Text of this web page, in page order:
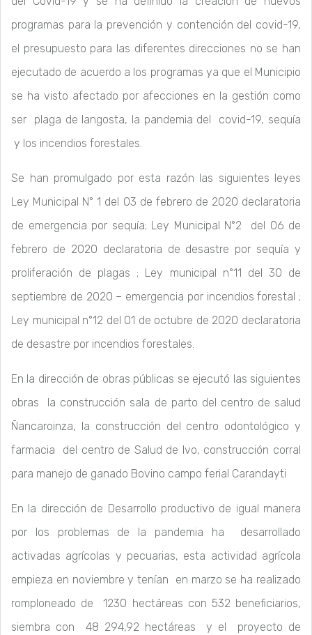
programas para la prevención y contención del covid-19,
el presupuesto para las diferentes direcciones no se han
ejecutado de acuerdo a los programas ya que el Municipio
se ha visto afectado por afecciones en la gestión como
ser plaga de langosta, la pandemia del covid-19, sequía
y los incendios forestales.
Se han promulgado por esta razón las siguientes leyes
Ley Municipal N° 1 del 03 de febrero de 2020 declaratoria
de emergencia por sequía; Ley Municipal N°2 del 06 de
febrero de 2020 declaratoria de desastre por sequía y
proliferación de plagas ; Ley municipal n°11 del 30 de
septiembre de 2020 – emergencia por incendios forestal ;
Ley municipal n°12 del 01 de octubre de 2020 declaratoria
de desastre por incendios forestales.
En la dirección de obras públicas se ejecutó las siguientes
obras la construcción sala de parto del centro de salud
Ñancaroinza, la construcción del centro odontológico y
farmacia del centro de Salud de Ivo, construcción corral
para manejo de ganado Bovino campo ferial Carandayti
En la dirección de Desarrollo productivo de igual manera
por los problemas de la pandemia ha desarrollado
activadas agrícolas y pecuarias, esta actividad agrícola
empieza en noviembre y tenían en marzo se ha realizado
romploneado de 1230 hectáreas con 532 beneficiarios,
siembra con 48 294,92 hectáreas y el proyecto de